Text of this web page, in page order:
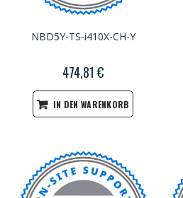
NBD5Y-TS-i410X-CH-Y
474,81 €
IN DEN WARENKORB